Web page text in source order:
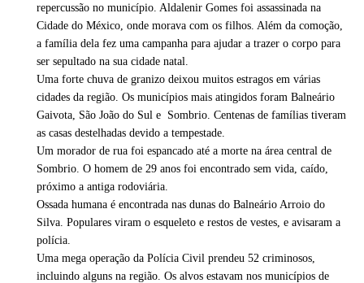
repercussão no município. Aldalenir Gomes foi assassinada na
Cidade do México, onde morava com os filhos. Além da comoção,
a família dela fez uma campanha para ajudar a trazer o corpo para
ser sepultado na sua cidade natal.
Uma forte chuva de granizo deixou muitos estragos em várias
cidades da região. Os municípios mais atingidos foram Balneário
Gaivota, São João do Sul e Sombrio. Centenas de famílias tiveram
as casas destelhadas devido a tempestade.
Um morador de rua foi espancado até a morte na área central de
Sombrio. O homem de 29 anos foi encontrado sem vida, caído,
próximo a antiga rodoviária.
Ossada humana é encontrada nas dunas do Balneário Arroio do
Silva. Populares viram o esqueleto e restos de vestes, e avisaram a
polícia.
Uma mega operação da Polícia Civil prendeu 52 criminosos,
incluindo alguns na região. Os alvos estavam nos municípios de